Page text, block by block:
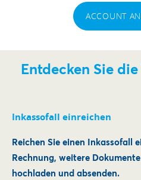
ACCOUNT
Entdecken Sie
Inkassofall einreichen
Reichen Sie einen Inkassofall
Rechnung, weitere
hochladen und absenden.